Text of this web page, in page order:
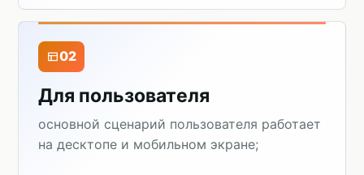
02
Для пользователя
основной сценарий пользователя работает
на десктопе и мобильном экране;